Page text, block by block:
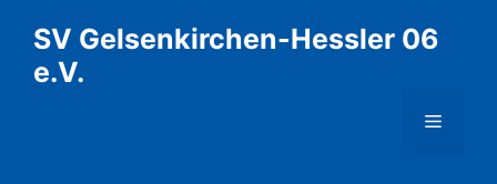
Inhalt
springen
SV Gelsenkirchen-Hessler 06
e.V.
Menü